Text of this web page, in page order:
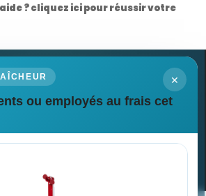
? cliquez ici pour réussir votre
×
ou employés au frais cet
Newsletter
nouvelles et nos offres spéciales